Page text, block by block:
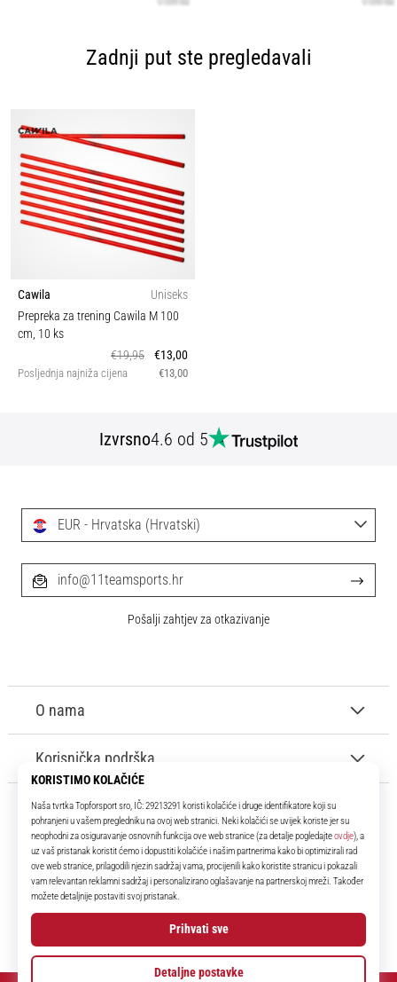
Zadnji put ste pregledavali
Cawila
Uniseks
Prepreka za trening Cawila M 100
cm, 10 ks
€19,95
€13,00
Posljednja najniža cijena €13,00
Izvrsno4.6 od 5
11teamsports.hr
Tvoj smo pouzdani suigrač već više od 16 godina! Cijelo to vrijeme
donosimo ti najbolje i najnovije proizvode iz svijeta nogometa.
Facebook
Instagram
O nama
Korisnička podrška
EUR - Hrvatska (Hrvatski)
info@11teamsports.hr
Pošalji zahtjev za otkazivanje